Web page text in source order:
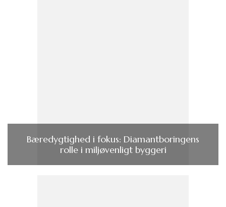
Bæredygtighed i fokus: Diamantboringens
rolle i miljøvenligt byggeri